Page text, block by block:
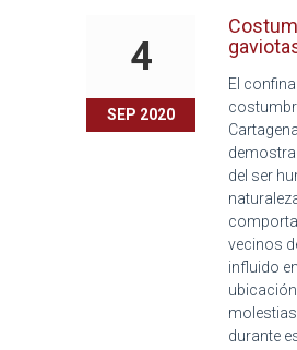
4
SEP 2020
El
del ser
vecinos
influido
durante